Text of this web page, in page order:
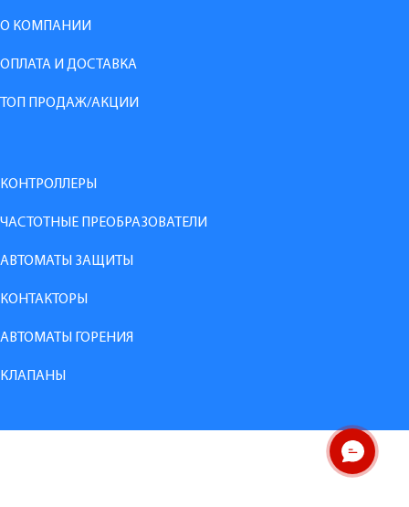
О КОМПАНИИ
ОПЛАТА И ДОСТАВКА
ТОП ПРОДАЖ/АКЦИИ
КОНТРОЛЛЕРЫ
ЧАСТОТНЫЕ ПРЕОБРАЗОВАТЕЛИ
АВТОМАТЫ ЗАЩИТЫ
КОНТАКТОРЫ
АВТОМАТЫ ГОРЕНИЯ
КЛАПАНЫ
ОНЛАЙН ЧАТ